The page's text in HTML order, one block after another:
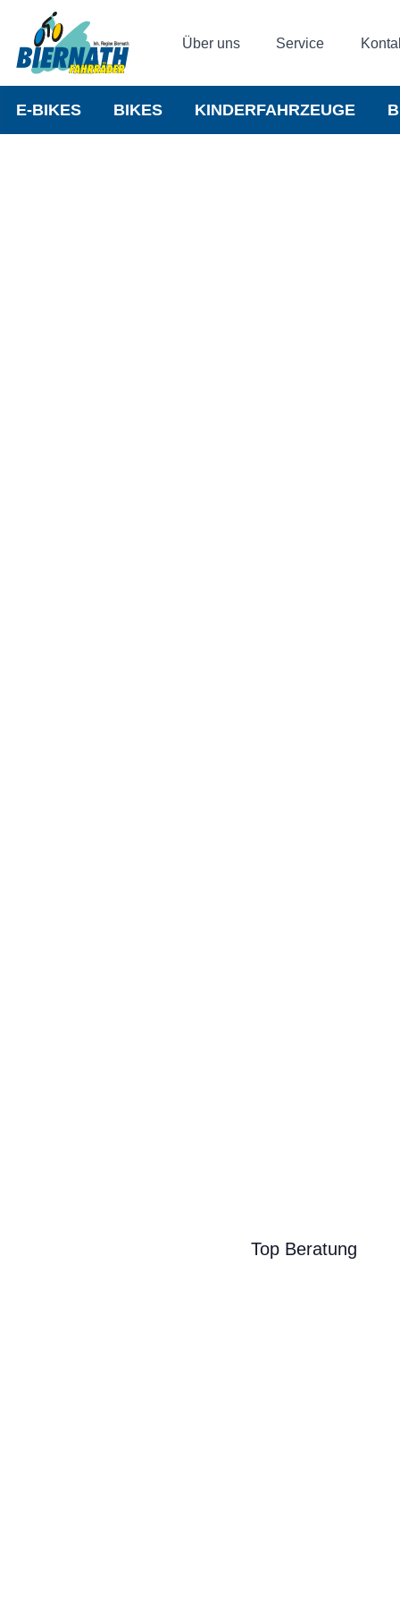
Über uns Service
E-BIKES BIKES KINDERFAHRZEUGE
Top Beratung